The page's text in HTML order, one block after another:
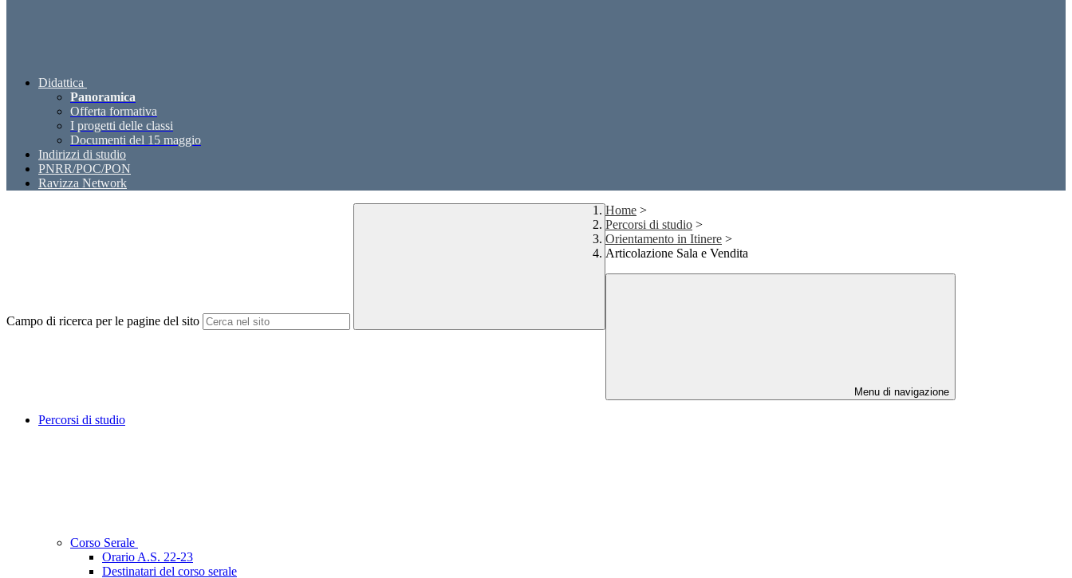
Didattica
Panoramica
Offerta formativa
I progetti delle classi
Documenti del 15 maggio
Indirizzi di studio
PNRR/POC/PON
Ravizza Network
Campo di ricerca per le pagine del sito
Home >
Percorsi di studio >
Orientamento in Itinere >
Articolazione Sala e Vendita
Menu di navigazione
Percorsi di studio
Corso Serale
Orario A.S. 22-23
Destinatari del corso serale